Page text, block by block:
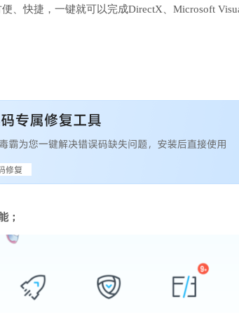
、快捷，一键就可以完成DirectX、Microsoft
；